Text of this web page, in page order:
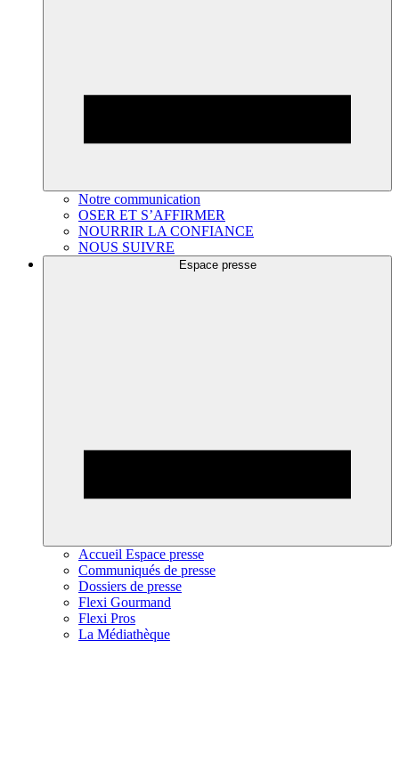
Notre communication
OSER ET S’AFFIRMER
NOURRIR LA CONFIANCE
NOUS SUIVRE
Espace presse
Accueil Espace presse
Communiqués de presse
Dossiers de presse
Flexi Gourmand
Flexi Pros
La Médiathèque